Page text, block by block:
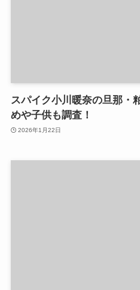
スパイク小川暖奈の旦那・
めや子供も調査！
2026年1月22日